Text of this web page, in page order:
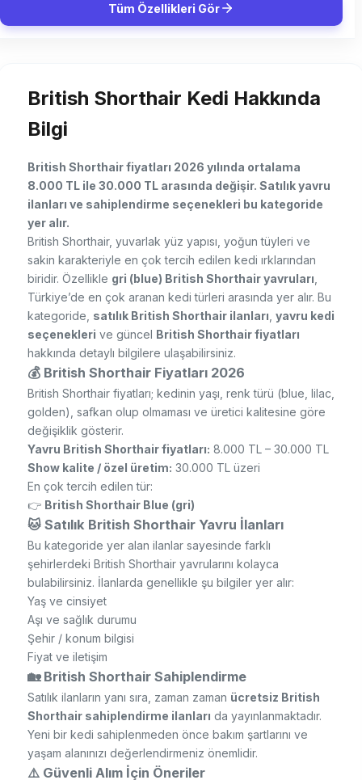
Tüm Özellikleri Gör
British Shorthair Kedi Hakkında
Bilgi
British Shorthair fiyatları 2026 yılında ortalama
8.000 TL ile 30.000 TL arasında değişir. Satılık yavru
ilanları ve sahiplendirme seçenekleri bu kategoride
yer alır.
British Shorthair, yuvarlak yüz yapısı, yoğun tüyleri ve
sakin karakteriyle en çok tercih edilen kedi ırklarından
biridir. Özellikle gri (blue) British Shorthair yavruları
Türkiye’de en çok aranan kedi türleri arasında yer alır. Bu
kategoride, satılık British Shorthair ilanları yavru kedi
seçenekleri ve güncel British Shorthair fiyatları
hakkında detaylı bilgilere ulaşabilirsiniz.
💰 British Shorthair Fiyatları 2026
British Shorthair fiyatları; kedinin yaşı, renk türü (blue, lilac,
golden), safkan olup olmaması ve üretici kalitesine göre
değişiklik gösterir.
Yavru British Shorthair fiyatları: 8.000 TL – 30.000 TL
Show kalite / özel üretim: 30.000 TL üzeri
En çok tercih edilen tür:
👉 British Shorthair Blue (gri)
🐱 Satılık British Shorthair Yavru İlanları
Bu kategoride yer alan ilanlar sayesinde farklı
şehirlerdeki British Shorthair yavrularını kolayca
bulabilirsiniz. İlanlarda genellikle şu bilgiler yer alır:
Yaş ve cinsiyet
Aşı ve sağlık durumu
Şehir / konum bilgisi
Fiyat ve iletişim
🏡 British Shorthair Sahiplendirme
Satılık ilanların yanı sıra, zaman zaman ücretsiz British
Shorthair sahiplendirme ilanları da yayınlanmaktadır.
Yeni bir kedi sahiplenmeden önce bakım şartlarını ve
yaşam alanınızı değerlendirmeniz önemlidir.
⚠️ Güvenli Alım İçin Öneriler